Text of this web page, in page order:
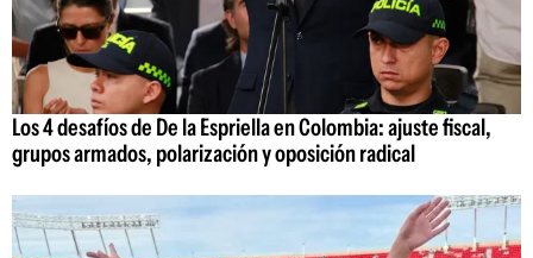
Los 4 desafíos de De la Espriella en Colombia: ajuste fiscal,
grupos armados, polarización y oposición radical